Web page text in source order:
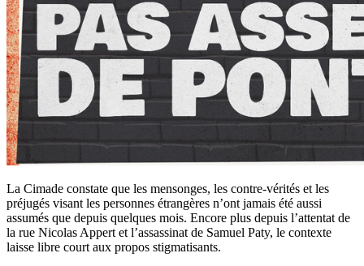
La Cimade constate que les mensonges, les contre-vérités et les
préjugés visant les personnes étrangères n’ont jamais été aussi
assumés que depuis quelques mois. Encore plus depuis l’attentat de
la rue Nicolas Appert et l’assassinat de Samuel Paty, le contexte
laisse libre court aux propos stigmatisants.